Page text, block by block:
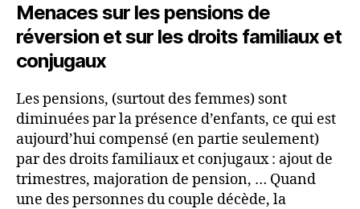
Menaces sur les pensions de
réversion et sur les droits familiaux et
conjugaux
Les pensions, (surtout des femmes) sont
diminuées par la présence d’enfants, ce qui est
aujourd’hui compensé (en partie seulement)
par des droits familiaux et conjugaux : ajout de
trimestres, majoration de pension, … Quand
une des personnes du couple décède, la